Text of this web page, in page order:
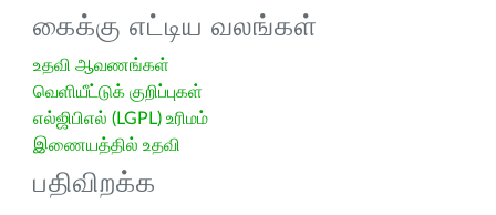
கைக்கு எட்டிய வலங்கள்
உதவி ஆவணங்கள்
வெளியீட்டுக் குறிப்புகள்
எல்ஜிபிஎல் (LGPL) உரிமம்
இணையத்தில் உதவி
பதிவிறக்க